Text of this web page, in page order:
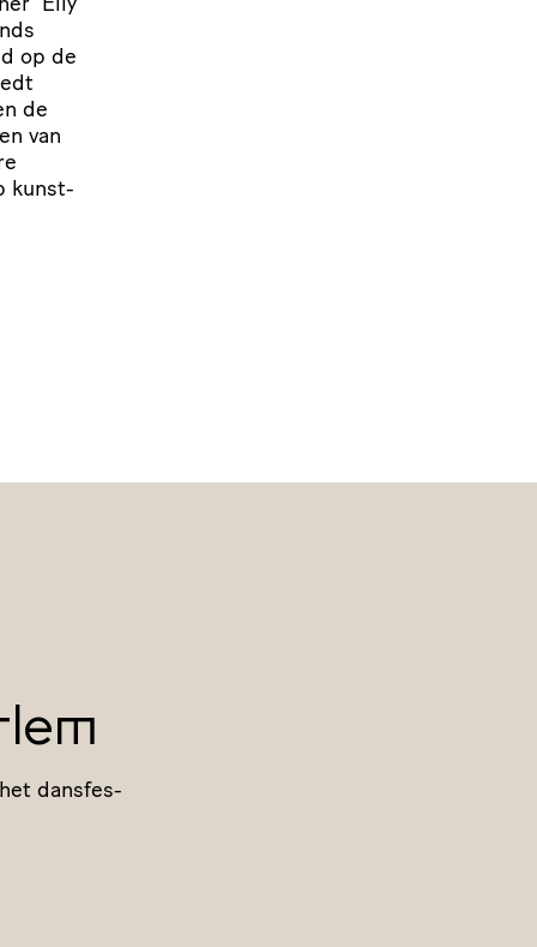
op de
de
van
kunst­
dans­fes­